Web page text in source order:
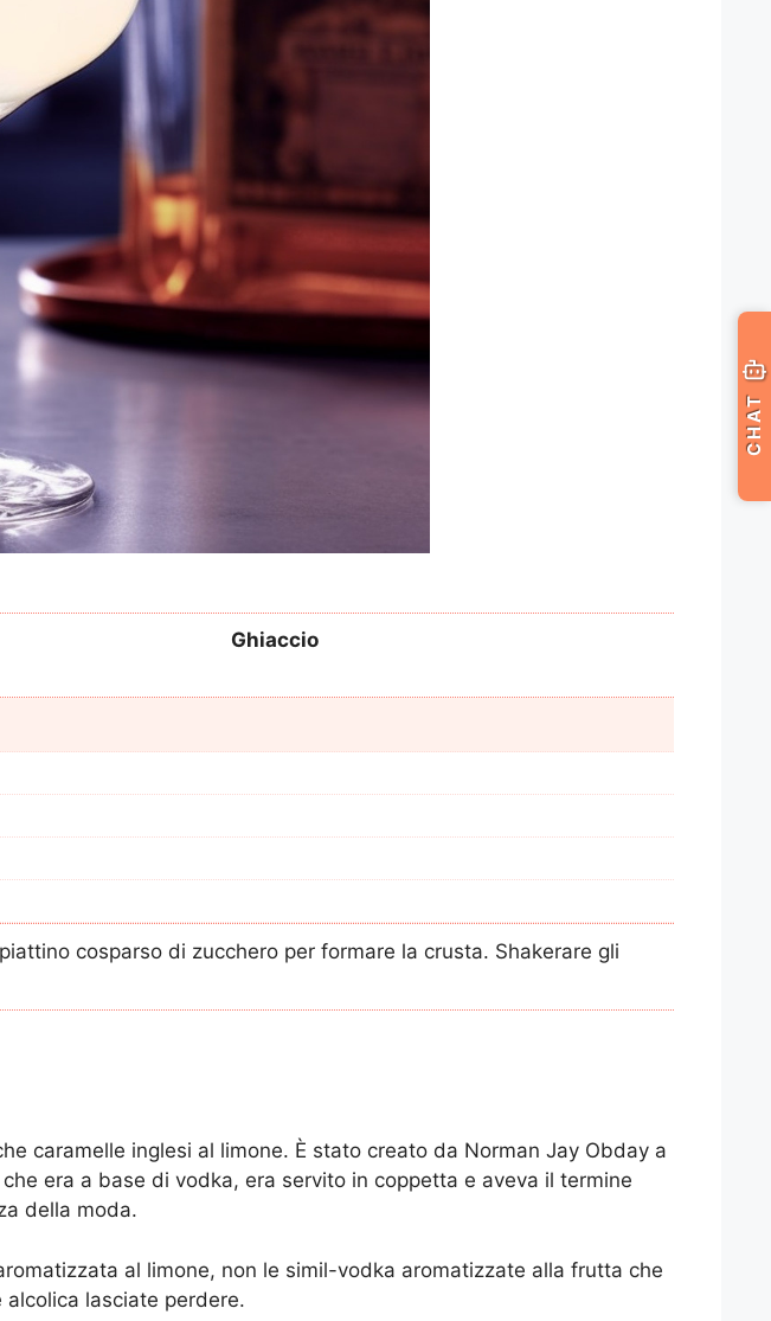
Ghiaccio
cosparso di zucchero per formare la crusta. Shakerare gli
caramelle inglesi al limone. È stato creato da Norman Jay Obday a
era a base di vodka, era servito in coppetta e aveva il termine
della moda.
al limone, non le simil-vodka aromatizzate alla frutta che
lasciate perdere.
CHAT